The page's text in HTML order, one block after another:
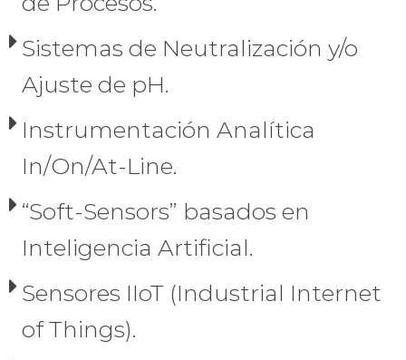
Sistemas de Neutralización y/o
Ajuste de pH.
Instrumentación Analítica
In/On/At-Line.
“Soft-Sensors” basados en
Inteligencia Artificial.
Sensores IIoT (Industrial Internet
of Things).